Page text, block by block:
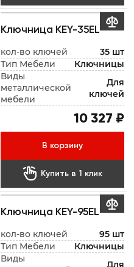
Ключница KEY-35EL
кол-во ключей
35 шт
Тип Мебели
Ключницы
Виды
металлической
мебели
Для
ключей
10 327 ₽
В корзину
 Купить в 1 клик

Ключница KEY-95EL
кол-во ключей
95 шт
Тип Мебели
Ключницы
Виды
Для
